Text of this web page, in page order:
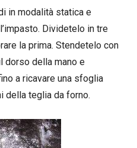
in modalità statica e
Dividetelo in tre
la prima. Stendetelo con
dorso della mano e
a ricavare una sfoglia
della teglia da forno.